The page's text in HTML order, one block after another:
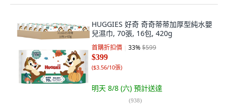
HUGGIES 好奇 奇奇蒂蒂加厚型純水嬰
兒濕巾, 70張, 16包, 420g
首購折扣價 33%$599
$399
($3.56/10張)
明天 8/8 (六) 預計送達
(938)